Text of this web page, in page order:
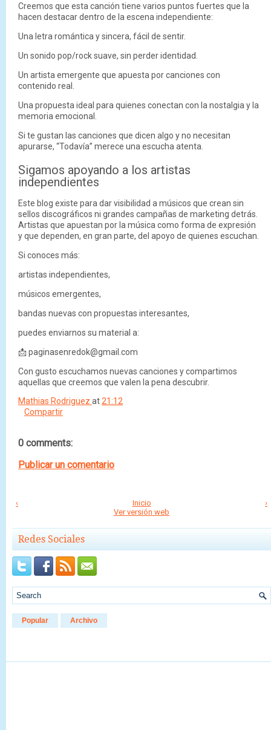
Creemos que esta canción tiene varios puntos fuertes que la
hacen destacar dentro de la escena independiente:
Una letra romántica y sincera, fácil de sentir.
Un sonido pop/rock suave, sin perder identidad.
Un artista emergente que apuesta por canciones con
contenido real.
Una propuesta ideal para quienes conectan con la nostalgia y la
memoria emocional.
Si te gustan las canciones que dicen algo y no necesitan
apurarse, “Todavía” merece una escucha atenta.
Sigamos apoyando a los artistas
independientes
Este blog existe para dar visibilidad a músicos que crean sin
sellos discográficos ni grandes campañas de marketing detrás.
Artistas que apuestan por la música como forma de expresión
y que dependen, en gran parte, del apoyo de quienes escuchan.
Si conoces más:
artistas independientes,
músicos emergentes,
bandas nuevas con propuestas interesantes,
puedes enviarnos su material a:
📩 paginasenredok@gmail.com
Con gusto escuchamos nuevas canciones y compartimos
aquellas que creemos que valen la pena descubrir.
Mathias Rodriguez at21:12
Compartir
0 comments:
Publicar un comentario
‹ ›
Inicio
Ver versión web
Redes Sociales
Popular Archivo